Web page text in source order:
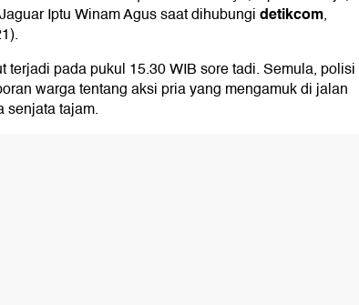
Iptu Winam Agus saat dihubungidetikcom,
terjadi pada pukul 15.30 WIB sore tadi. Semula, polisi
warga tentang aksi pria yang mengamuk di jalan
senjata tajam.